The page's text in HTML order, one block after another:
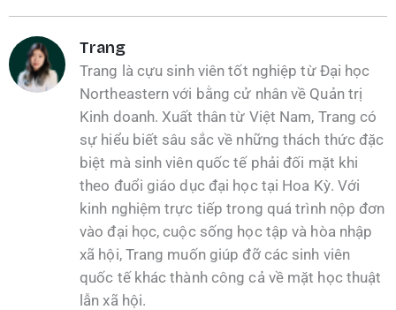
Trang
Trang là cựu sinh viên tốt nghiệp từ Đại học
Northeastern với bằng cử nhân về Quản trị
Kinh doanh. Xuất thân từ Việt Nam, Trang có
sự hiểu biết sâu sắc về những thách thức đặc
biệt mà sinh viên quốc tế phải đối mặt khi
theo đuổi giáo dục đại học tại Hoa Kỳ. Với
kinh nghiệm trực tiếp trong quá trình nộp đơn
vào đại học, cuộc sống học tập và hòa nhập
xã hội, Trang muốn giúp đỡ các sinh viên
quốc tế khác thành công cả về mặt học thuật
lẫn xã hội.